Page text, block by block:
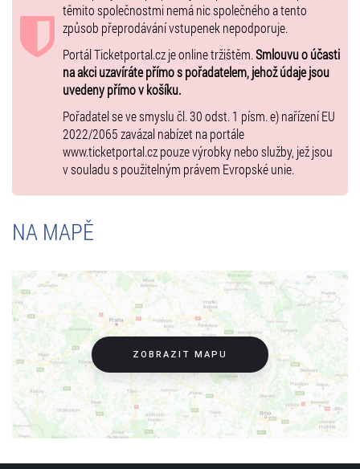
těmito společnostmi nemá nic společného a tento
způsob přeprodávání vstupenek nepodporuje.
Portál Ticketportal.cz je online tržištěm.Smlouvu o účasti
na akci uzavíráte přímo s pořadatelem, jehož údaje jsou
uvedeny přímo v košíku.
Pořadatel se ve smyslu čl. 30 odst. 1 písm. e) nařízení EU
2022/2065 zavázal nabízet na portále
www.ticketportal.cz pouze výrobky nebo služby, jež jsou
v souladu s použitelným právem Evropské unie.
NA MAPĚ
ZOBRAZIT MAPU